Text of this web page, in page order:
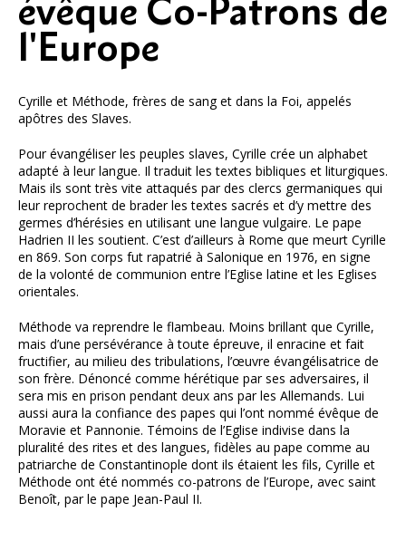
évêque Co-Patrons de
l'Europe
Cyrille et Méthode, frères de sang et dans la Foi, appelés
apôtres des Slaves.
Pour évangéliser les peuples slaves, Cyrille crée un alphabet
adapté à leur langue. Il traduit les textes bibliques et liturgiques.
Mais ils sont très vite attaqués par des clercs germaniques qui
leur reprochent de brader les textes sacrés et d’y mettre des
germes d’hérésies en utilisant une langue vulgaire. Le pape
Hadrien II les soutient. C’est d’ailleurs à Rome que meurt Cyrille
en 869. Son corps fut rapatrié à Salonique en 1976, en signe
de la volonté de communion entre l’Eglise latine et les Eglises
orientales.
Méthode va reprendre le flambeau. Moins brillant que Cyrille,
mais d’une persévérance à toute épreuve, il enracine et fait
fructifier, au milieu des tribulations, l’œuvre évangélisatrice de
son frère. Dénoncé comme hérétique par ses adversaires, il
sera mis en prison pendant deux ans par les Allemands. Lui
aussi aura la confiance des papes qui l’ont nommé évêque de
Moravie et Pannonie. Témoins de l’Eglise indivise dans la
pluralité des rites et des langues, fidèles au pape comme au
patriarche de Constantinople dont ils étaient les fils, Cyrille et
Méthode ont été nommés co-patrons de l’Europe, avec saint
Benoît, par le pape Jean-Paul II.